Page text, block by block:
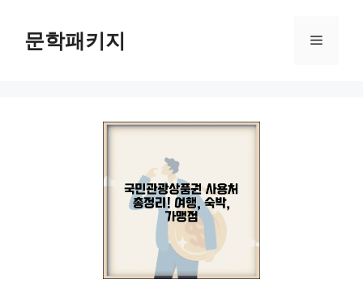
문학패키지 메